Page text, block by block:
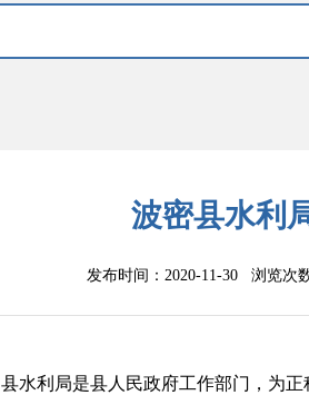
波密县水利
发布时间：2020-11-30 浏览次
县水利局是县人民政府工作部门，为正